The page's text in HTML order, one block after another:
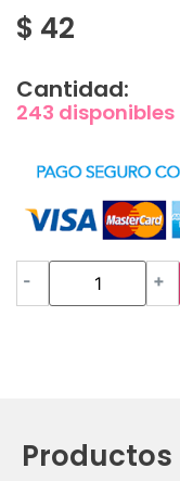
$ 42
Cantidad:
243 disponibles
- +